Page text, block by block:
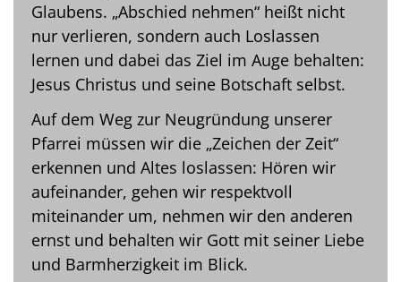
Glaubens. „Abschied nehmen“ heißt nicht
nur verlieren, sondern auch Loslassen
lernen und dabei das Ziel im Auge behalten:
Jesus Christus und seine Botschaft selbst.
Auf dem Weg zur Neugründung unserer
Pfarrei müssen wir die „Zeichen der Zeit“
erkennen und Altes loslassen: Hören wir
aufeinander, gehen wir respektvoll
miteinander um, nehmen wir den anderen
ernst und behalten wir Gott mit seiner Liebe
und Barmherzigkeit im Blick.